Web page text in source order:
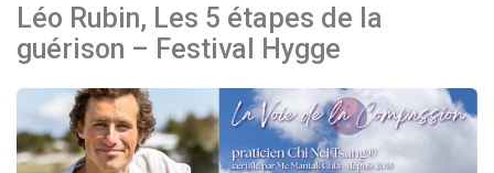
Léo Rubin, Les 5 étapes de la
guérison – Festival Hygge